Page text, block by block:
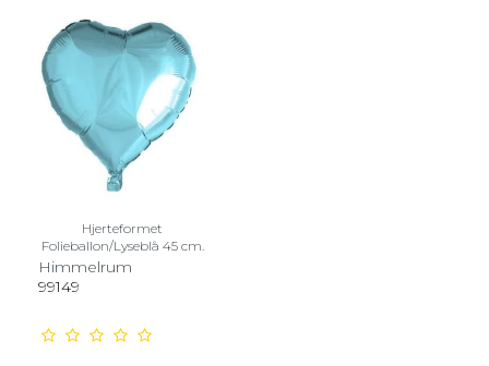
Hjerteformet
Folieballon/Lyseblå 45 cm.
Himmelrum
99149